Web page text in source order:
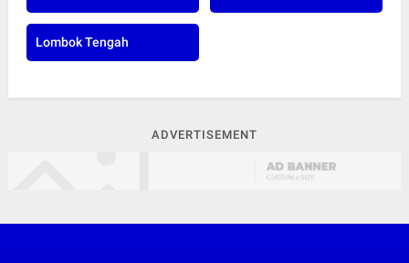
Lombok Tengah
ADVERTISEMENT